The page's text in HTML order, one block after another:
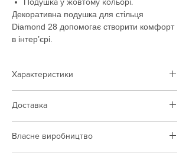
Декоративна подушка для стільця
Diamond 28 допомогає створити комфорт
в інтер’єрі.
Характеристики
Колір:жовтий
Наповнення:синтетичний пух
Тканина чохла:мікровелюр
Доставка
та України
Власне виробництво